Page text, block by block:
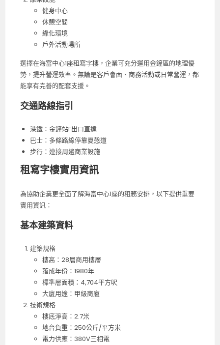
健身中心
休憩空間
綠化環境
戶外活動場所
選擇在海富中心1座租寫字樓，企業可充分運用金鐘區的地理優
勢，提升營運效率。無論是客戶會面、商務活動或日常營運，都
能享有完善的配套支援。
交通路線指引
港鐵：金鐘站F出口直達
巴士：多條路線停靠夏愨道
步行：連接周邊商業設施
租寫字樓實用資訊
為協助企業更全面了解海富中心1座的租務安排，以下提供重要
實用資訊：
基本建築資料
建築規格
樓高：28層商用樓層
落成年份：1980年
標準層面積：4,704平方呎
大廈用途：甲級商廈
技術規格
樓底淨高：2.7米
地台負重：250公斤/平方米
電力供應：380V三相電